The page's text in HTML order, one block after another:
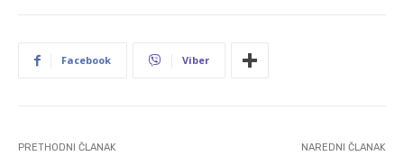
Facebook Viber
PRETHODNI ČLANAK NAREDNI ČLANAK